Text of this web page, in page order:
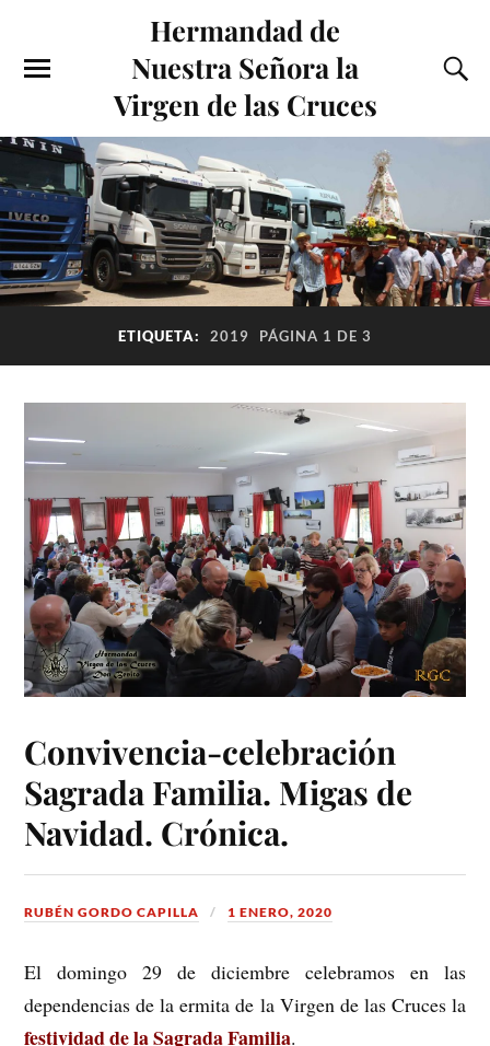
Hermandad de
Nuestra Señora la
Virgen de las Cruces
ETIQUETA: 2019 PÁGINA 1 DE 3
Convivencia-celebración
Sagrada Familia. Migas de
Navidad. Crónica.
RUBÉN GORDO CAPILLA 1 ENERO, 2020
El domingo 29 de diciembre celebramos en las
dependencias de la ermita de la Virgen de las Cruces la
festividad de la Sagrada Familia.